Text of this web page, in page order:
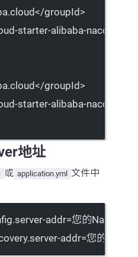
groupId>
starter-alibaba-nacos-
groupId>
starter-alibaba-nacos-
地址
或 application.yml 文件中
addr=您的Nacos服
addr=您的